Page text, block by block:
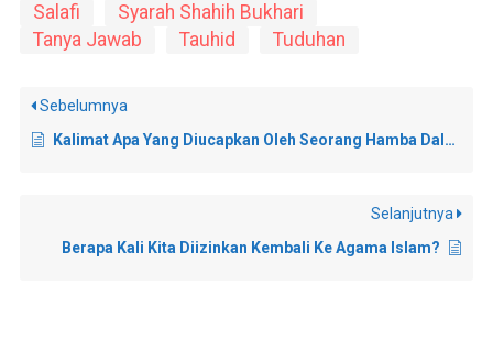
Salafi
Syarah Shahih Bukhari
Tanya Jawab
Tauhid Tuduhan
Sebelumnya
Kalimat Apa Yang Diucapkan Oleh Seorang Hamba Dalam Hadits Yang Berkaitan Dengan As-Shirath?
Selanjutnya
Berapa Kali Kita Diizinkan Kembali Ke Agama Islam?